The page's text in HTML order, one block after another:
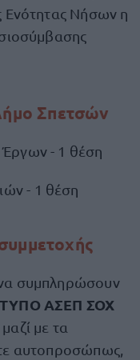
Ενότητας Νήσων η
Σπετσών
Έργων - 1 θέση
- 1 θέση
συμπληρώσουν
ΑΣΕΠ ΣΟΧ
με τα
αυτοπροσώπως,